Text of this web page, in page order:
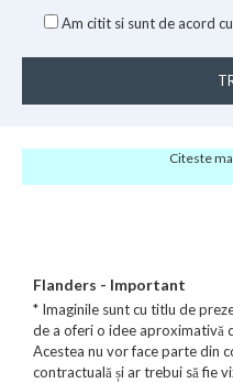
Am citit si sunt de acord cu
Citeste
Flanders - Important
* Imaginile sunt cu titlu de
de a oferi o idee aproximativă
Acestea nu vor face parte din
contractuală și ar trebui să fie